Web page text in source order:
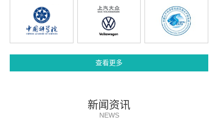
查看更多
新闻资讯
NEWS